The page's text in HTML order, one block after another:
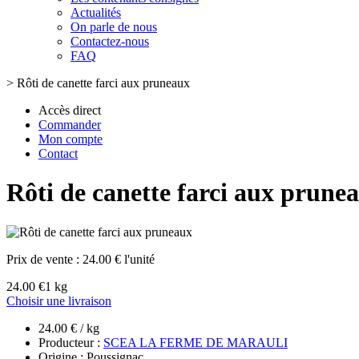
Actualités
On parle de nous
Contactez-nous
FAQ
> Rôti de canette farci aux pruneaux
Accès direct
Commander
Mon compte
Contact
Rôti de canette farci aux
Prix de vente : 24.00 € l'unité
24.00 €1 kg
Choisir une livraison
24.00 € / kg
Producteur : SCEA LA FERME DE MARAULI